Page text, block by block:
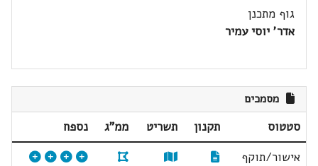
גוף מתכנן
אדר' יוסי עמיר
מסמכים
סטטוס תקנון תשריט ממ"ג
נספח
אישור/תוקף